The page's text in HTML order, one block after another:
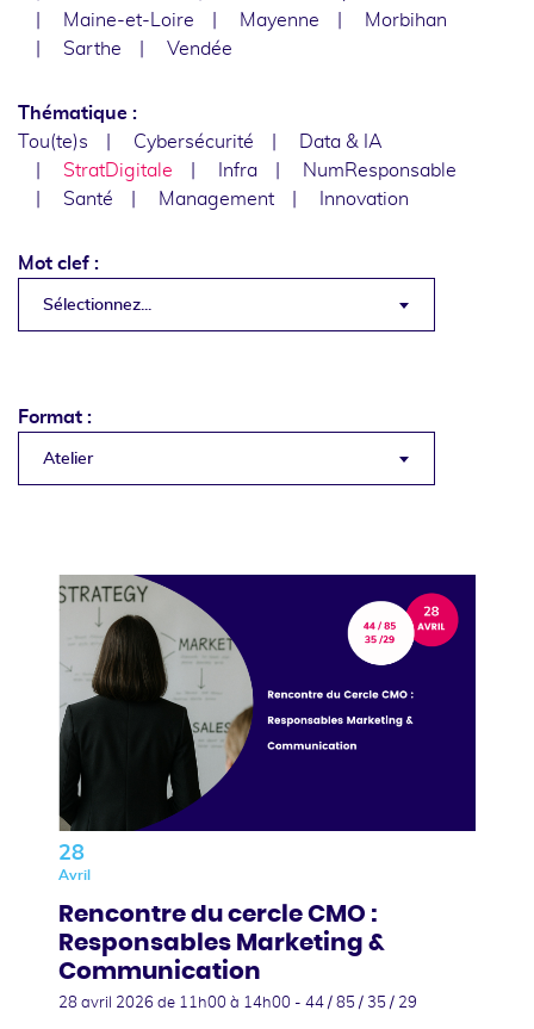
Maine-et-Loire
Mayenne
Morbihan
Sarthe
Vendée
Thématique :
Tou(te)s
Cybersécurité
Data & IA
StratDigitale
Infra
NumResponsable
Santé
Management Innovation
Mot clef :
Sélectionnez...
Format :
Atelier
28
Avril
Rencontre du cercle CMO :
Responsables Marketing &
Communication
28 avril 2026 de 11h00 à 14h00 - 44 / 85 / 35 / 29